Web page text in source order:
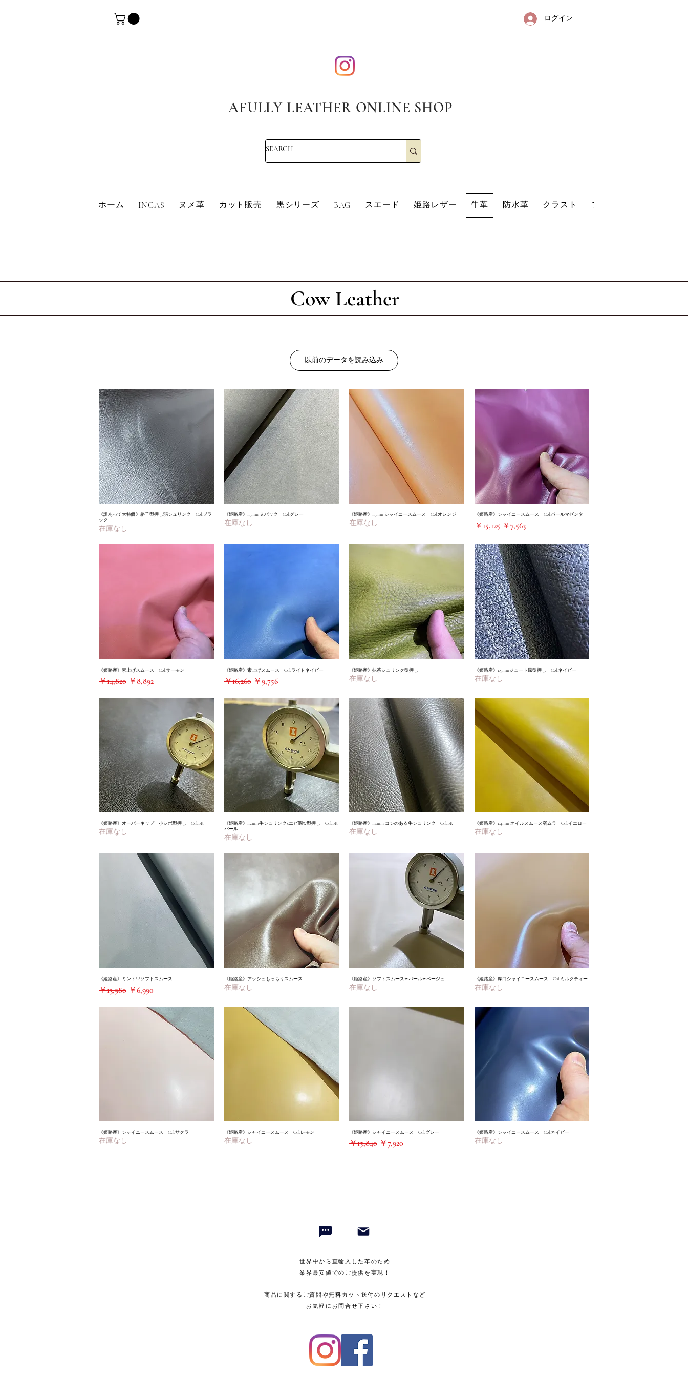
ログイン
AFULLY LEATHER ONLINE SHOP
ホーム INCAS ヌメ革 カット販売 黒シリーズ BAG スエード 姫路レザー 牛革 防水革 クラスト プリントレザー
Cow Leather
以前のデータを読み込み
クイックビュー
《訳あって大特価》格子型押し弱シュリンク Col.ブラ
ック
在庫なし
クイックビュー
《姫路産》1.3mm ヌバック Col.グレー
在庫なし
クイックビュー
《姫路産》1.3mm シャイニースムース Col.オレンジ
在庫なし
クイックビュー
《姫路産》シャイニースムース Col.パールマゼンタ
通常価格
￥15,125 セール価格
￥7,563
クイックビュー
《姫路産》素上げスムース Col.サーモン
通常価格
￥14,820 セール価格
￥8,892
クイックビュー
《姫路産》素上げスムース Col.ライトネイビー
通常価格
￥16,260 セール価格
￥9,756
クイックビュー
《姫路産》抹茶シュリンク型押し
在庫なし
クイックビュー
《姫路産》1.9mmジュート風型押し Col.ネイビー
在庫なし
クイックビュー
《姫路産》オーバーキップ 小シボ型押し Col.BK
在庫なし
クイックビュー
《姫路産》1.2mm牛シュリンクxエピ調W型押し Col.BK
パール
在庫なし
クイックビュー
《姫路産》1.4mm コシのある牛シュリンク Col.BK
在庫なし
クイックビュー
《姫路産》1.4mm オイルスムース弱ムラ Col.イエロー
在庫なし
クイックビュー
《姫路産》ミント♡ソフトスムース
通常価格
￥13,980 セール価格
￥6,990
クイックビュー
《姫路産》アッシュもっちりスムース
在庫なし
クイックビュー
《姫路産》ソフトスムース✴︎パール✴︎ベージュ
在庫なし
クイックビュー
《姫路産》厚口シャイニースムース Col.ミルクティー
在庫なし
クイックビュー
《姫路産》シャイニースムース Col.サクラ
在庫なし
クイックビュー
《姫路産》シャイニースムース Col.レモン
在庫なし
クイックビュー
《姫路産》シャイニースムース Col.グレー
通常価格
￥15,840 セール価格
￥7,920
クイックビュー
《姫路産》シャイニースムース Col.ネイビー
在庫なし
世界中から直輸入した革のため
業界最安値でのご提供を実現！
商品に関するご質問や無料カット送付のリクエストなど
お気軽にお問合せ下さい！